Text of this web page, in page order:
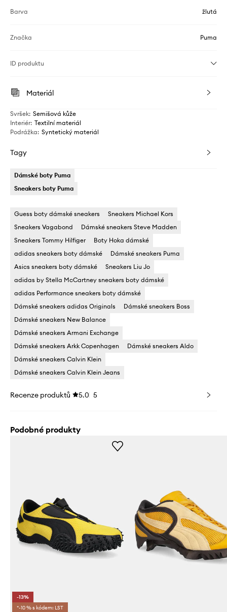
Barva žlutá
Značka Puma
ID produktu
Materiál
Svršek: Semišová kůže
Interiér: Textilní materiál
Podrážka: Syntetický materiál
Tagy
Dámské boty Puma
Sneakers boty Puma
Guess boty dámské sneakers
Sneakers Michael Kors
Sneakers Vagabond
Dámské sneakers Steve Madden
Sneakers Tommy Hilfiger
Boty Hoka dámské
adidas sneakers boty dámské
Dámské sneakers Puma
Asics sneakers boty dámské
Sneakers Liu Jo
adidas by Stella McCartney sneakers boty dámské
adidas Performance sneakers boty dámské
Dámské sneakers adidas Originals
Dámské sneakers Boss
Dámské sneakers New Balance
Dámské sneakers Armani Exchange
Dámské sneakers Arkk Copenhagen
Dámské sneakers Aldo
Dámské sneakers Calvin Klein
Dámské sneakers Calvin Klein Jeans
Recenze produktů 5.0 5
Podobné produkty
-13%
*-10 % s kódem: LST